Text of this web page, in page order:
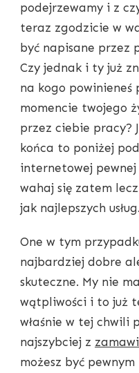
podejrzewamy i z
teraz zgodzicie w
być napisane przez
Czy jednak i ty już
na kogo powinieneś
momencie twojego
przez ciebie pracy?
końca to poniżej
internetowej
wahaj się zatem
jak najlepszych usług.
One w tym
najbardziej dobre
skuteczne. My nie
wątpliwości i to już
właśnie w tej chwili
najszybciej z
możesz być